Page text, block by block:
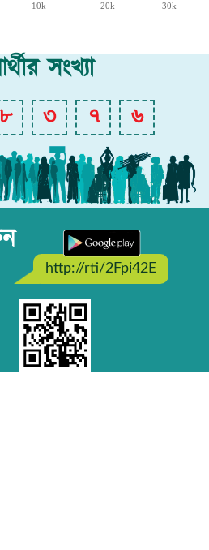
10k 20k 30k
সংখ্যা
৮ ৩ ৭ ৬
http://rti/2Fpi42E